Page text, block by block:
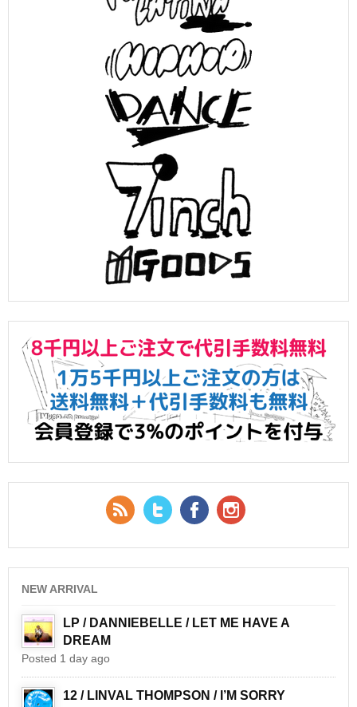
RSS Feed
Twitter Facebook
NEW ARRIVAL
LP / DANNIEBELLE / LET ME HAVE A
DREAM
Posted 1 day ago
12 / LINVAL THOMPSON / I’M SORRY